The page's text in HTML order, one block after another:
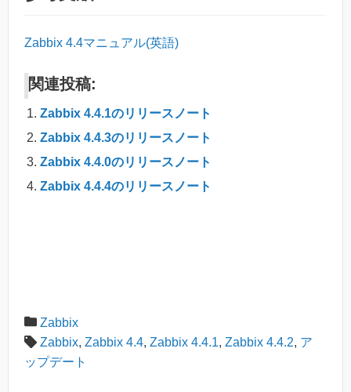
Zabbix 4.4マニュアル(英語)
関連投稿:
Zabbix 4.4.1のリリースノート
Zabbix 4.4.3のリリースノート
Zabbix 4.4.0のリリースノート
Zabbix 4.4.4のリリースノート
Zabbix
Zabbix, Zabbix 4.4, Zabbix 4.4.1, Zabbix 4.4.2, ア
ップデート